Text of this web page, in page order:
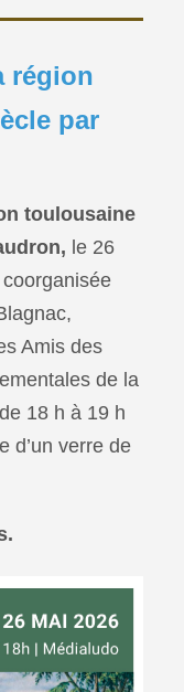
région
par
toulousaine
le 26
Amis des
de la
18 h à 19 h
d’un verre de